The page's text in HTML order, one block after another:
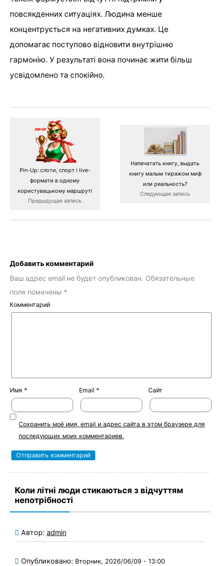
повсякденних ситуаціях. Людина менше
концентрується на негативних думках. Це
допомагає поступово відновити внутрішню
гармонію. У результаті вона починає жити більш
усвідомлено та спокійно.
Pin-Up: слоти, спорт і live-
формати в одному
користувацькому маршруті
Предыдущая запись
Напечатать книгу, выдать
книгу малым тиражом миф
или реальность?
Следующая запись
Добавить комментарий
Ваш адрес email не будет опубликован. Обязательные
поля помечены *
Комментарий
Имя * Email * Сайт
Сохранить моё имя, email и адрес сайта в этом браузере для
последующих моих комментариев.
Коли літні люди стикаються з відчуттям
непотрібності
Автор: admin
Опубликовано: Вторник, 2026/06/09 - 13:00